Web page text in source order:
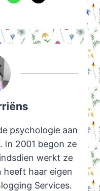
psychologie aan
In 2001 begon ze
werkt ze
heeft haar eigen
Services.